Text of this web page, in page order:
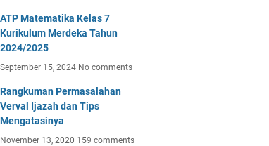
ATP Matematika Kelas 7
Kurikulum Merdeka Tahun
2024/2025
September 15, 2024 No comments
Rangkuman Permasalahan
Verval Ijazah dan Tips
Mengatasinya
November 13, 2020 159 comments